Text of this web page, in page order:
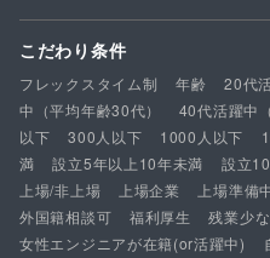
こだわり条件
フレックスタイム制 年齢 20代
中（平均年齢30代）
40代活躍中
以下
300人以下 1000人以下
満
設立5年以上10年未満 設立
上場/非上場
上場企業 上場準備
外国籍相談可
福利厚生 残業少
女性エンジニアが在籍(or活躍中)